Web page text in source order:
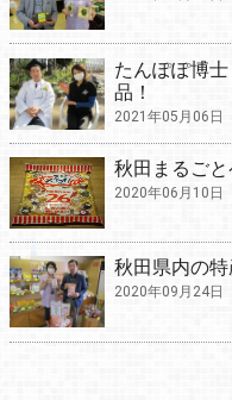
たんぽぽ博
品！
2021年05月06日
秋田まるご
2020年06月10日
秋田県内の
2020年09月24日